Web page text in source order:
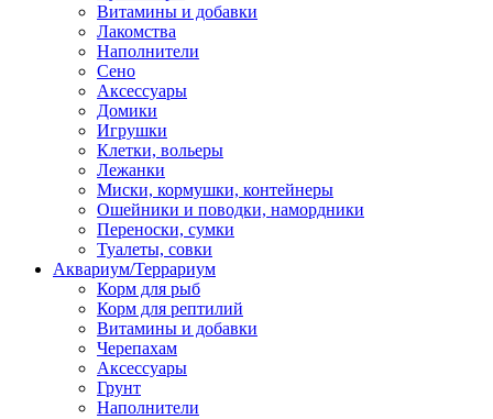
Витамины и добавки
Лакомства
Наполнители
Сено
Аксессуары
Домики
Игрушки
Клетки, вольеры
Лежанки
Миски, кормушки, контейнеры
Ошейники и поводки, намордники
Переноски, сумки
Туалеты, совки
Аквариум/Террариум
Корм для рыб
Корм для рептилий
Витамины и добавки
Черепахам
Аксессуары
Грунт
Наполнители